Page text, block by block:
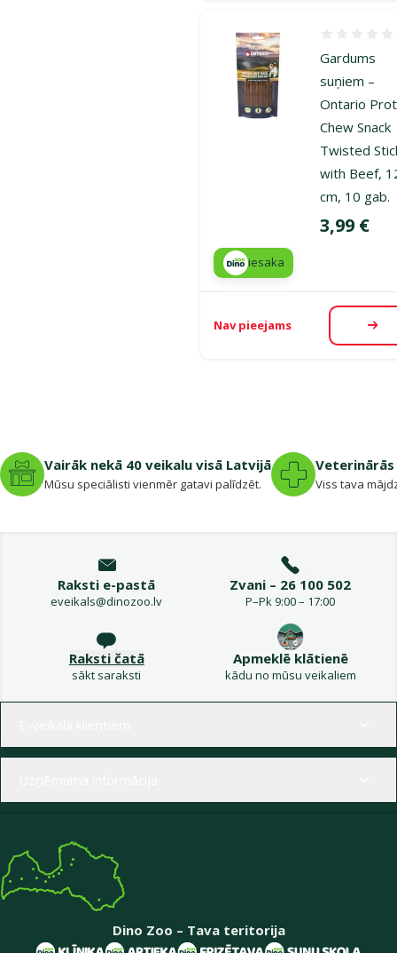
Gardums
suņiem –
Ontario
Chew Snack
Twisted
with Beef,
cm, 10 gab.
Cena
3,99 €
iesaka
Nav pieejams
Vairāk nekā 40 veikalu visā Latvijā
Mūsu speciālisti vienmēr gatavi palīdzēt. Viss tava
Raksti e-pastā
eveikals@dinozoo.lv
Zvani – 26 100 502
P–Pk 9:00 – 17:00
Raksti čatā
sākt saraksti
Apmeklē klātienē
kādu no mūsu veikaliem
Dino Zoo – Tava teritorija